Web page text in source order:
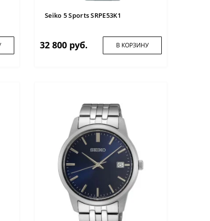
Seiko 5 Sports SRPE53K1
32 800 руб. В КОРЗИНУ